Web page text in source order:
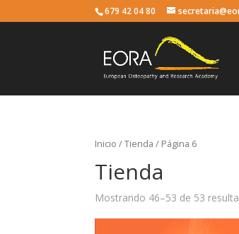
679 42 04 80
Inicio /Tienda / Página 6
Tienda
Mostrando 46–53 de 53